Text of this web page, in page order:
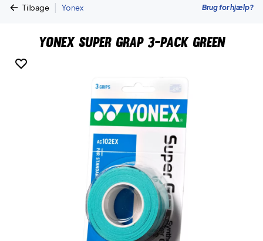
Tilbage | Yonex Brug for hjælp?
Yonex Super Grap 3-Pack Green